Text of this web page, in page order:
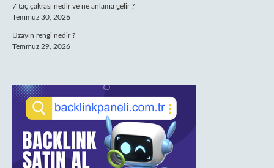
7 taç çakrası nedir ve ne anlama gelir ?
Temmuz 30, 2026
Uzayın rengi nedir ?
Temmuz 29, 2026